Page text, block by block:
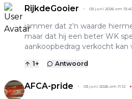
RijkdeGooier 03 juni 2026 om
jammer dat z'n waarde
maar dat hij een beter WK
aankoopbedrag verkocht kan
1+ Antwoord
AFCA-pride 03 juni 2026 om 11:12 +